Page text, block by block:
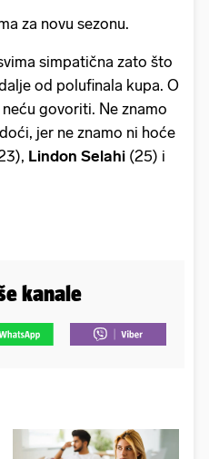
za novu sezonu.
simpatična zato što
od polufinala kupa. O
govoriti. Ne znamo
jer ne znamo ni hoće
Lindon Selahi (25) i
kanale